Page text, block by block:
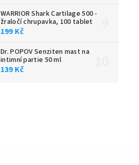
WARRIOR Shark Cartilage 500 -
žraločí chrupavka, 100 tablet
199 Kč
Dr. POPOV Senziten mast na
intimní partie 50 ml
139 Kč